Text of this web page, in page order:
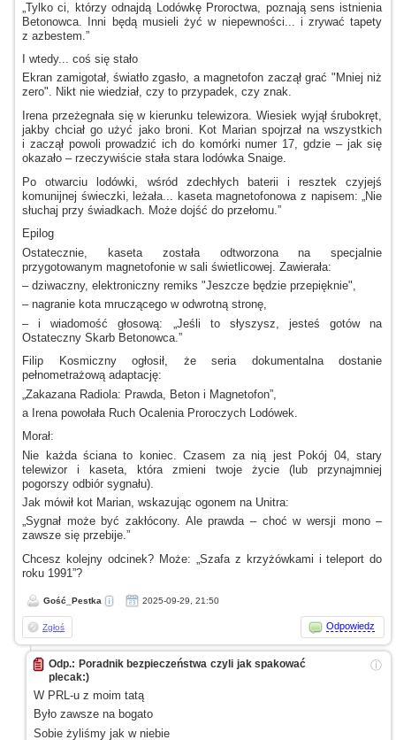
„Tylko ci, którzy odnajdą Lodówkę Proroctwa, poznają sens istnienia
Betonowca. Inni będą musieli żyćw niepewności... i zrywać tapety
z azbestem.”
I wtedy... coś się stało
Ekran zamigotał, światło zgasło, a magnetofon zaczął grać "Mniej niż
zero". Nikt nie wiedział, czy to przypadek, czy znak.
Irena przeżegnała sięw kierunku telewizora. Wiesiek wyjął śrubokręt,
jakby chciał go użyć jako broni. Kot Marian spojrzał na wszystkich
i zacząłpowoli prowadzić ich do komórki numer 17, gdzie – jak się
okazało – rzeczywiście stała stara lodówka Snaige.
Po otwarciu lodówki, wśród zdechłych baterii i resztek czyjejś
komunijnej świeczki, leżała... kaseta magnetofonowaz napisem: „Nie
słuchaj przy świadkach. Może dojść do przełomu.”
Epilog
Ostatecznie, kaseta została odtworzona na specjalnie
przygotowanym magnetofoniew sali świetlicowej. Zawierała:
– dziwaczny, elektroniczny remiks "Jeszcze będzie przepięknie",
– nagranie kota mruczącegow odwrotnąstronę,
–i wiadomość głosową: „Jeśli to słyszysz, jesteś gotów na
Ostateczny Skarb Betonowca.”
Filip Kosmiczny ogłosił, że seria dokumentalna dostanie
pełnometrażową adaptację:
„Zakazana Radiola: Prawda, Betoni Magnetofon”,
a Irena powołała Ruch Ocalenia Proroczych Lodówek.
Morał:
Nie każda ściana to koniec. Czasem za nią jest Pokój 04, stary
telewizori kaseta,
która zmieni twoje życie (lub przynajmniej
pogorszy odbiór sygnału).
Jak mówił kot Marian, wskazując ogonem na Unitra:
„Sygnał może być zakłócony. Ale prawda – choćw wersji mono –
zawsze się przebije.”
Chcesz kolejny odcinek? Może: „Szafa z krzyżówkami i teleport do
roku 1991”?
Gość_Pestka 2025-09-29, 21:50
Zgłoś Odpowiedz
ⓘ
Odp.: Poradnik bezpieczeństwa czyli jak spakować
plecak:)
W PRL-u z moim tatą
Było zawsze na bogato
Sobie żyliśmy jakw niebie